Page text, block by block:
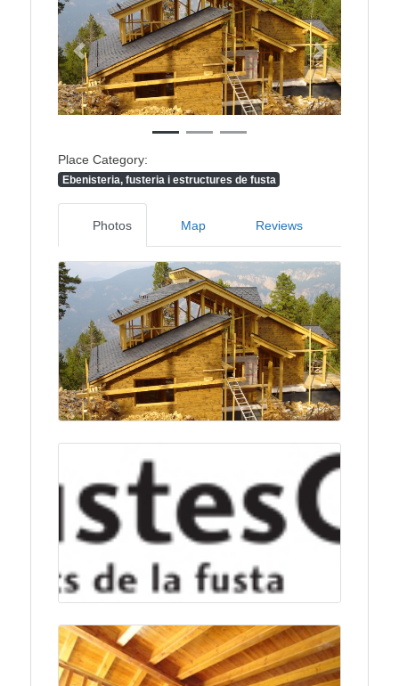
Previous Next
Place Category:
Ebenisteria, fusteria i estructures de fusta
Photos Map Reviews